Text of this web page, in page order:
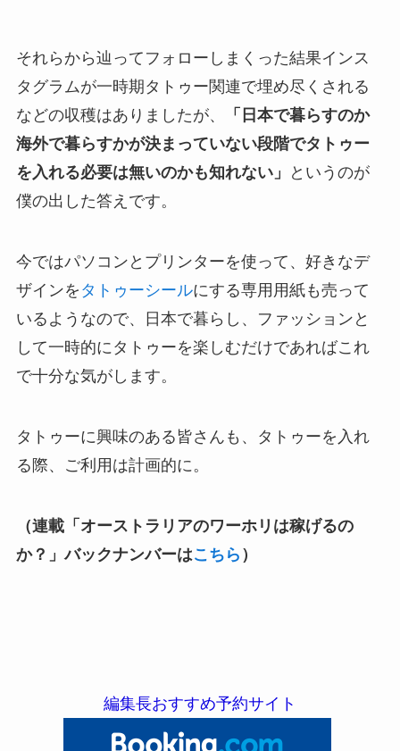
それらから辿ってフォローしまくった結果インス
タグラムが一時期タトゥー関連で埋め尽くされる
などの収穫はありましたが、
「日本で暮らすのか
海外で暮らすかが決まっていない段階でタトゥー
を入れる必要は無いのかも知れない」
というのが
僕の出した答えです。
今ではパソコンとプリンターを使って、好きなデ
ザインを タトゥーシールにする専用用紙も売って
いるようなので、日本で暮らし、ファッションと
して一時的にタトゥーを楽しむだけであればこれ
で十分な気がします。
タトゥーに興味のある皆さんも、タトゥーを入れ
る際、ご利用は計画的に。
（連載「オーストラリアのワーホリは稼げるの
か？​」バックナンバーはこちら ）
編集長おすすめ予約サイト